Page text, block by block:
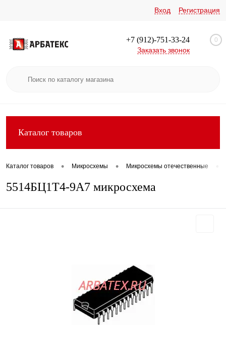
Вход Регистрация
+7 (912)-751-33-24
Заказать звонок
0
Каталог товаров
Каталог товаров • Микросхемы • Микросхемы отечественные
5514БЦ1Т4-9А7 микросхема